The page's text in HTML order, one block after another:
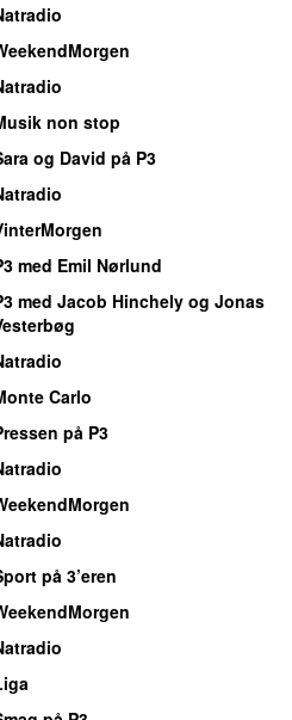
non stop
og David på P3
med Emil Nørlund
med Jacob Hinchely og Jonas
Carlo
på P3
på 3’eren